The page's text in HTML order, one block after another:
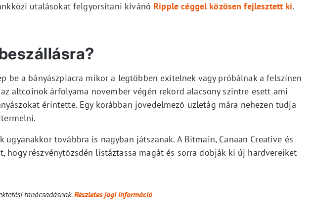
utalásokat felgyorsítani kívánó Ripple céggel közösen fejlesztett ki.
be a bányászpiacra mikor a legtöbben exitelnek vagy próbálnak a felszínen
az altcoinok árfolyama november végén rekord alacsony szintre esett ami
érintette. Egy korábban jövedelmező üzletág mára nehezen tudja
ugyanakkor továbbra is nagyban játszanak. A Bitmain, Canaan Creative és
hogy részvénytőzsdén listáztassa magát és sorra dobják ki új hardvereiket
tanácsadásnak.Részletes jogi információ